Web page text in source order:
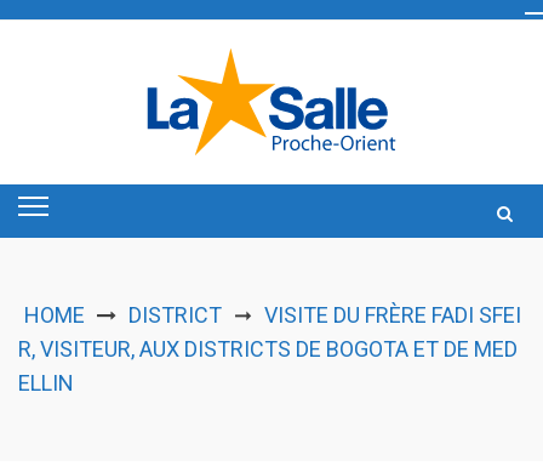
HOME DISTRICT ➞ VISITE DU FRÈRE FADI SFEI
R, VISITEUR, AUX DISTRICTS DE BOGOTA ET DE MED
ELLIN